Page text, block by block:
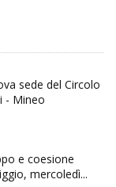
sede del Circolo
- Mineo
e coesione
mercoledì...